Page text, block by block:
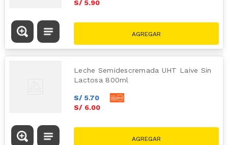
S/ 5.90
Leche Semidescremada UHT Laive Sin
Lactosa 800ml
S/ 5.70
S/ 6.00